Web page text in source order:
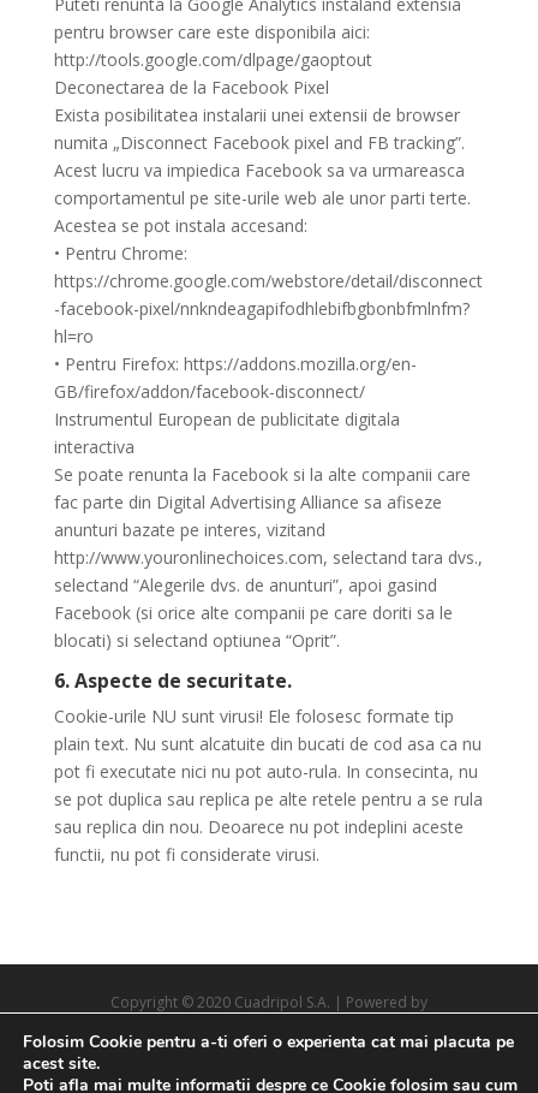
pentru browser care este disponibila aici:
http://tools.google.com/dlpage/gaoptout
Deconectarea de la Facebook Pixel
Exista posibilitatea instalarii unei extensii de browser
numita „Disconnect Facebook pixel and FB tracking”.
Acest lucru va impiedica Facebook sa va urmareasca
comportamentul pe site-urile web ale unor parti terte.
Acestea se pot instala accesand:
• Pentru Chrome:
https://chrome.google.com/webstore/detail/disconnect
-facebook-pixel/nnkndeagapifodhlebifbgbonbfmlnfm?
hl=ro
• Pentru Firefox: https://addons.mozilla.org/en-
GB/firefox/addon/facebook-disconnect/
Instrumentul European de publicitate digitala
interactiva
Se poate renunta la Facebook si la alte companii care
fac parte din Digital Advertising Alliance sa afiseze
anunturi bazate pe interes, vizitand
http://www.youronlinechoices.com, selectand tara dvs.,
selectand “Alegerile dvs. de anunturi”, apoi gasind
Facebook (si orice alte companii pe care doriti sa le
blocati) si selectand optiunea “Oprit”.
6. Aspecte de securitate.
Cookie-urile NU sunt virusi! Ele folosesc formate tip
plain text. Nu sunt alcatuite din bucati de cod asa ca nu
pot fi executate nici nu pot auto-rula. In consecinta, nu
se pot duplica sau replica pe alte retele pentru a se rula
sau replica din nou. Deoarece nu pot indeplini aceste
functii, nu pot fi considerate virusi.
Copyright © 2020 Cuadripol S.A. | Powered by
Folosim Cookie pentru a-ti oferi o experienta cat mai placuta pe
acest site.
Poti afla mai multe informatii despre ce Cookie folosim sau cum